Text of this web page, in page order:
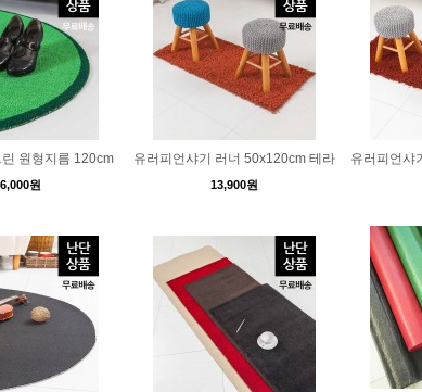
원형지름 120cm
원
유러피언샤기 러너 50x120cm 테라
13,900원
유러피언샤